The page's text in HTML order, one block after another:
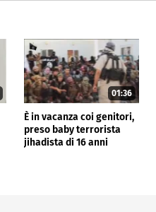
01:36
È in vacanza coi genitori,
preso baby terrorista
jihadista di 16 anni